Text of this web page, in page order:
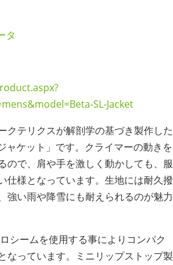
SL-Jacket
クテリクスが解剖学の基づき製作した
ャケット」です。クライマーの動きを
ので、肩や手を激しく動かしても、服
仕様となっています。生地には耐久撥
強い雨や降雪にも耐えられるのが魅力
シームを使用する事によりコンパク
なっています。ミニリップストップ製